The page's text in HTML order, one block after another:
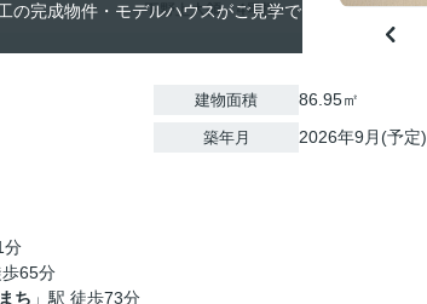
の完成物件・モデルハウスがご見学で
分
歩65分
ち 」駅 徒歩73分
建物面積 86.95㎡
築年月 2026年9月(予定)